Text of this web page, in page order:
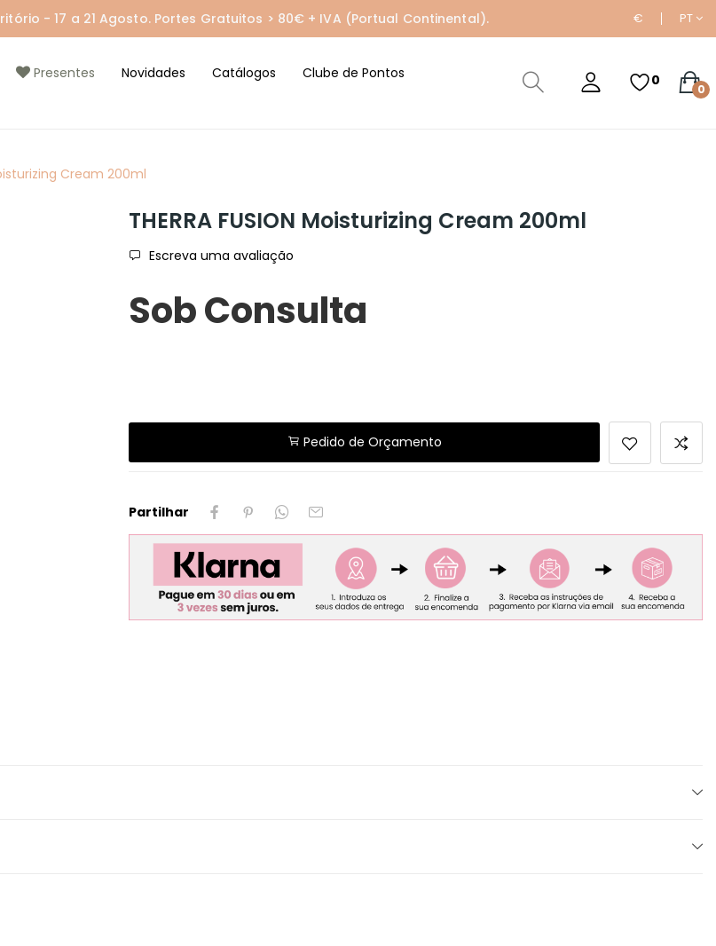
- 17 a 21 Agosto. Portes Gratuitos > 80€ + IVA (Portual Continental). € PT
Presentes Novidades Catálogos
Clube de Pontos
0
0
Cream 200ml
THERRA FUSION Moisturizing Cream 200ml
Escreva uma avaliação
Sob Consulta
Pedido de Orçamento
Partilhar